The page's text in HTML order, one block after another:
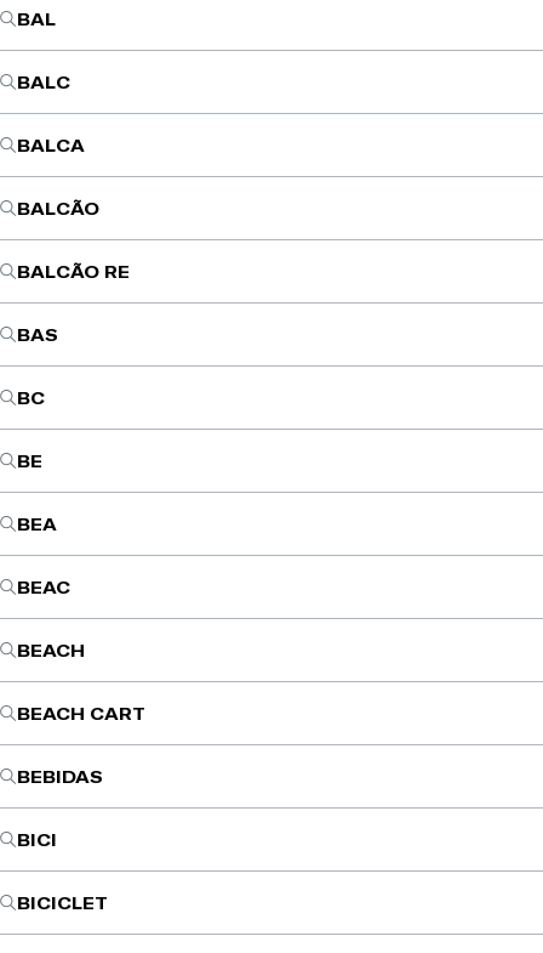
BAL
BALC
BALCA
BALCÃO
BALCÃO RE
BAS
BC
BE
BEA
BEAC
BEACH
BEACH CART
BEBIDAS
BICI
BICICLET